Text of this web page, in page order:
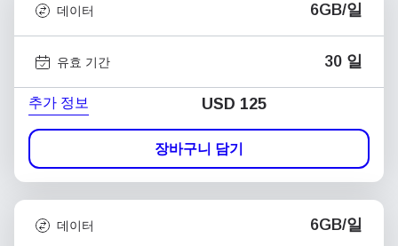
데이터 6GB/일
유효 기간 30 일
추가 정보 USD 125
장바구니 담기
데이터 6GB/일